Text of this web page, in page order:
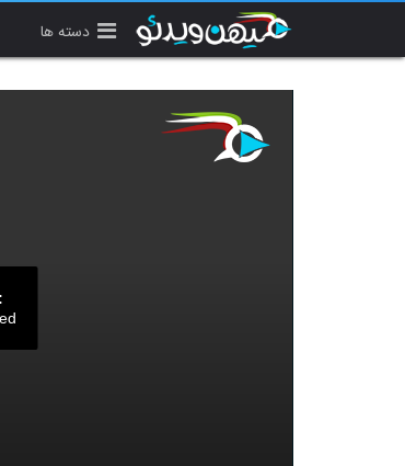
دسته ها